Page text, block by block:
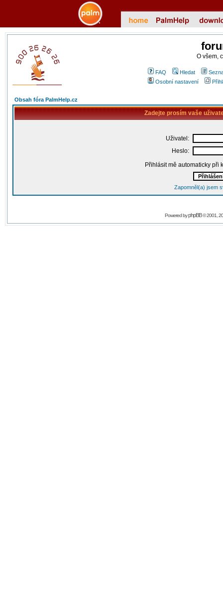
O všem,
FAQ Hledat
Osobní nastavení
Obsah fóra PalmHelp.cz
Zadejte prosím vaše
Uživatel:
Heslo:
Přihlásit mě automaticky při
Zapomněl(a) jsem
Powered byphpBB© 2001,